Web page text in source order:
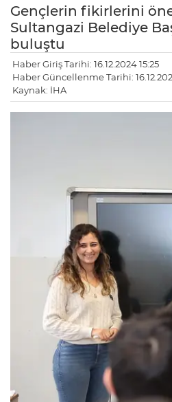
Gençlerin fikirlerini
Sultangazi Belediye
buluştu
Haber Giriş Tarihi: 16.12.2024 15:25
Haber Güncellenme Tarihi:
Kaynak: İHA